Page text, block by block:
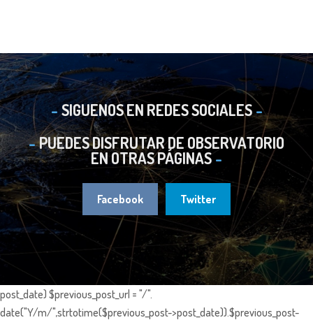
SIGUENOS EN REDES SOCIALES
PUEDES DISFRUTAR DE OBSERVATORIO
EN OTRAS PÁGINAS
Facebook Twitter
post_date) $previous_post_url = "/".
date("Y/m/",strtotime($previous_post->post_date)).$previous_post-